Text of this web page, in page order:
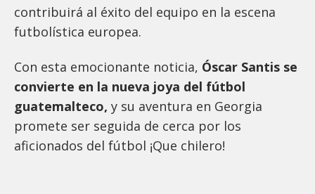
contribuirá al éxito del equipo en la escena
futbolística europea.
Con esta emocionante noticia, Óscar Santis se
convierte en la nueva joya del fútbol
guatemalteco, y su aventura en Georgia
promete ser seguida de cerca por los
aficionados del fútbol ¡Que chilero!